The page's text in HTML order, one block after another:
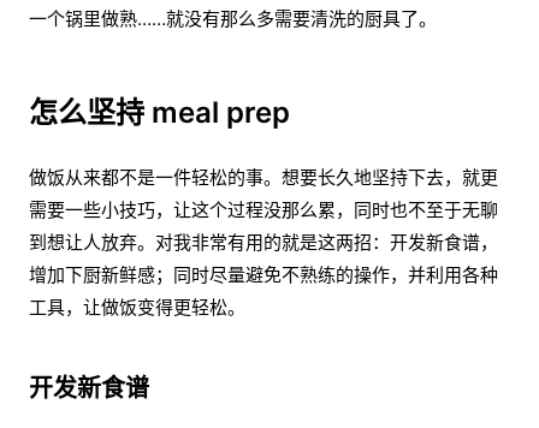
一个锅里做熟……就没有那么多需要清洗的厨具了。
怎么坚持 meal prep
做饭从来都不是一件轻松的事。想要长久地坚持下去，就更
需要一些小技巧，让这个过程没那么累，同时也不至于无聊
到想让人放弃。对我非常有用的就是这两招：开发新食谱，
增加下厨新鲜感；同时尽量避免不熟练的操作，并利用各种
工具，让做饭变得更轻松。
开发新食谱